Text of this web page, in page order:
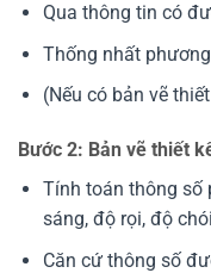
Qua thông tin có
Thống nhất
(Nếu có bản vẽ
Bước 2: Bản vẽ thiết
Tính toán thông số
sáng, độ rọi, độ
Căn cứ thông số